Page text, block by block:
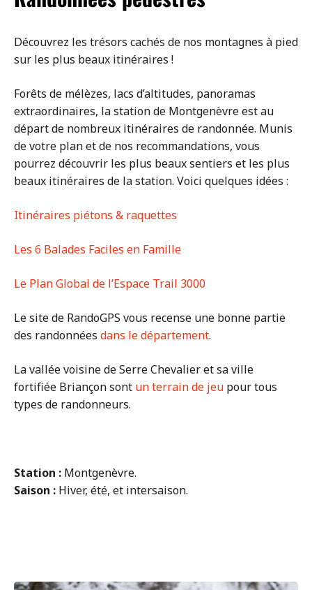
Découvrez les trésors cachés de nos montagnes à pied
sur les plus beaux itinéraires !
Forêts de mélèzes, lacs d’altitudes, panoramas
extraordinaires, la station de Montgenèvre est au
départ de nombreux itinéraires de randonnée. Munis
de votre plan et de nos recommandations, vous
pourrez découvrir les plus beaux sentiers et les plus
beaux itinéraires de la station. Voici quelques idées :
Itinéraires piétons & raquettes
Les 6 Balades Faciles en Famille
Le Plan Global de l’Espace Trail 3000
Le site de RandoGPS vous recense une bonne partie
des randonnées dans le département.
La vallée voisine de Serre Chevalier et sa ville
fortifiée Briançon sont un terrain de jeu pour tous
types de randonneurs.
Station : Montgenèvre.
Saison : Hiver, été, et intersaison.